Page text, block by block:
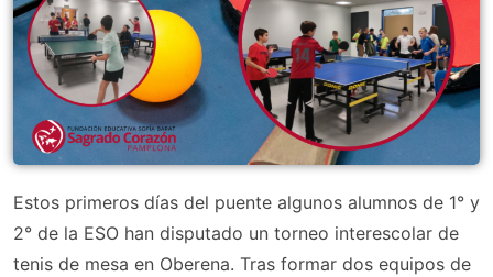
Estos primeros días del puente algunos alumnos de 1° y
2° de la ESO han disputado un torneo interescolar de
tenis de mesa en Oberena. Tras formar dos equipos de